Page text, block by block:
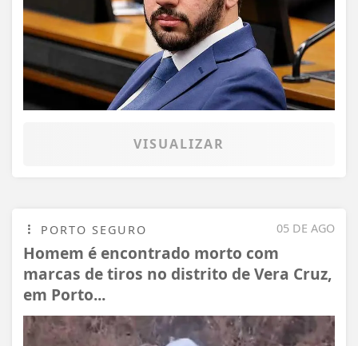
VISUALIZAR
05 DE AGO
PORTO SEGURO
Homem é encontrado morto com
marcas de tiros no distrito de Vera Cruz,
em Porto...